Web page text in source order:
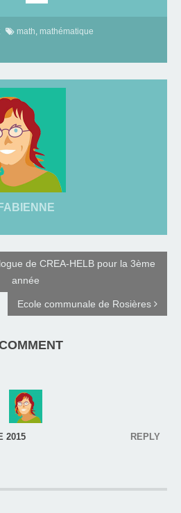
math, mathématique
FABIENNE
de CREA-HELB pour la 3ème
année
Ecole communale de Rosières
2015 REPLY